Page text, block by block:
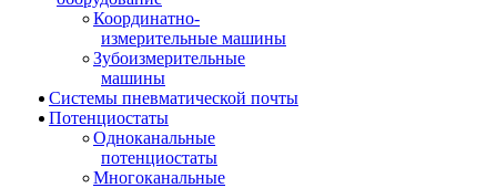
Координатно-
измерительные машины
Зубоизмерительные
машины
Системы пневматической почты
Потенциостаты
Одноканальные
потенциостаты
Многоканальные